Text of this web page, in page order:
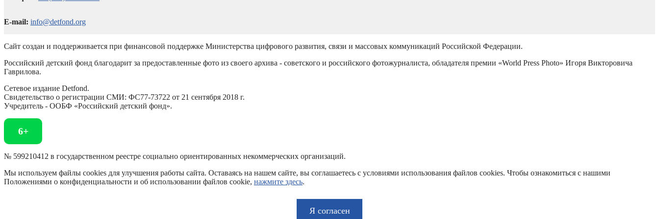
E-mail: info@detfond.org
Сайт создан и поддерживается при финансовой поддержке Министерства цифрового развития, связи и массовых коммуникаций Российской Федерации.
Российский детский фонд благодарит за предоставленные фото из своего архива - советского и российского фотожурналиста, обладателя премии «World Press Photo» Игоря Викторовича
Гаврилова.
Сетевое издание Detfond.
Свидетельство о регистрации СМИ: ФС77-73722 от 21 сентября 2018 г.
Учредитель - ООБФ «Российский детский фонд».
6+
№ 599210412 в государственном реестре социально ориентированных некоммерческих организаций.
Мы используем файлы cookies для улучшения работы сайта. Оставаясь на нашем сайте, вы соглашаетесь с условиями использования файлов cookies. Чтобы ознакомиться с нашими
Положениями о конфиденциальности и об использовании файлов cookie, нажмите здесь.
Я согласен